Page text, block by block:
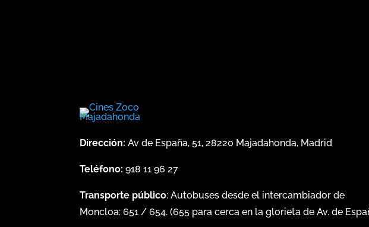
Dirección: Av de España, 51, 28220 Majadahonda, Madrid
Teléfono: 918 11 96 27
Transporte público: Autobuses desde el intercambiador de
Moncloa:651 /654. (655 para cerca en la glorieta de Av. de